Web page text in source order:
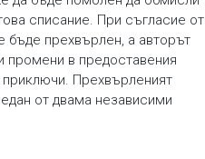
списание. При съгласие от
бъде прехвърлен, а авторът
в предоставения
приключи. Прехвърленият
от двама независими